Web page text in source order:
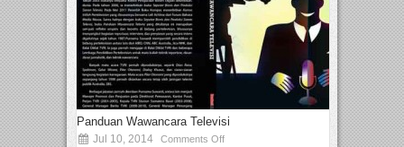
Panduan Wawancara Televisi
Jul 10, 2014 Comments Off